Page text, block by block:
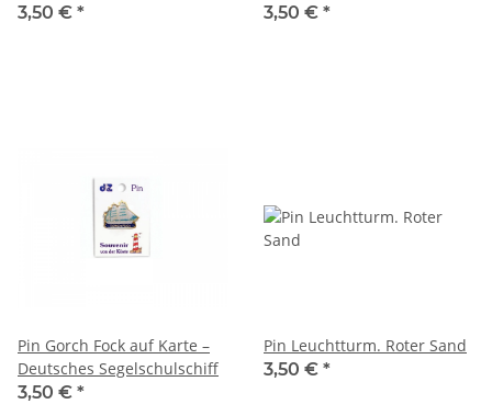
3,50 € *
3,50 € *
Pin Gorch Fock auf Karte –
Deutsches Segelschulschiff
3,50 € *
Pin Leuchtturm. Roter Sand
3,50 € *